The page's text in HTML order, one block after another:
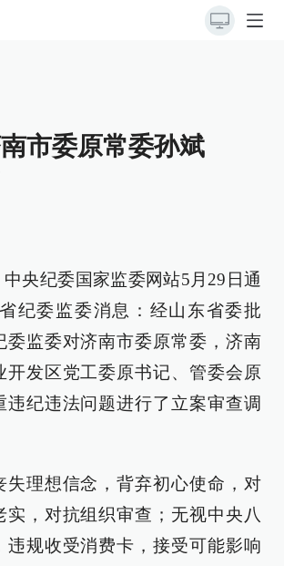
市委原常委孙斌
中央纪委国家监委网站5月29日通
纪委监委消息：经山东省委批
委监委对济南市委原常委，济南
开发区党工委原书记、管委会原
违纪违法问题进行了立案审查调
失理想信念，背弃初心使命，对
实，对抗组织审查；无视中央八
违规收受消费卡，接受可能影响